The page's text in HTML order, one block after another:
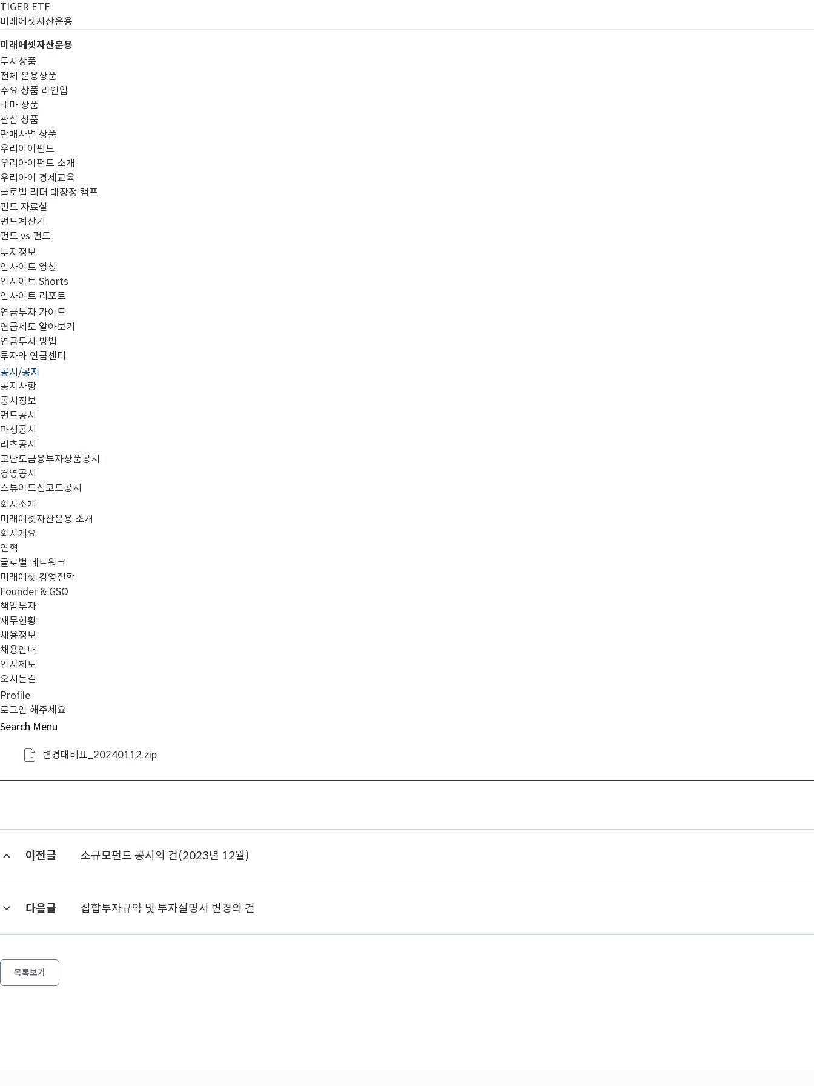
TIGER ETF
미래에셋자산운용
미래에셋자산운용
투자상품
전체 운용상품
주요 상품 라인업
테마 상품
관심 상품
판매사별 상품
우리아이펀드
우리아이펀드 소개
우리아이 경제교육
글로벌 리더 대장정 캠프
펀드 자료실
펀드계산기
펀드 vs 펀드
투자정보
인사이트 영상
인사이트 Shorts
인사이트 리포트
연금투자 가이드
연금제도 알아보기
연금투자 방법
투자와 연금센터
공시/공지
공지사항
공시정보
펀드공시
파생공시
리츠공시
고난도금융투자상품공시
경영공시
스튜어드십코드공시
회사소개
미래에셋자산운용 소개
회사개요
연혁
글로벌 네트워크
미래에셋 경영철학
Founder & GSO
책임투자
재무현황
채용정보
채용안내
인사제도
오시는길
Profile
로그인 해주세요
Search Menu
펀드공시
투자설명서 변경의 건
다음과 같이 정정사항에 대해 안내 드리오니 투자에 참고 부탁드립니다.
- 다 음 -
1. 대상펀드: 미래에셋개인연금단기증권전환형자투자신탁1호(채권) 등 18건
2. 변경 사항:
1) 펀드 결산에 따른 재무정보 및 주요 수치 업데이트
2) 투자위험등급 관련 변동성 값 등 업데이트
3. 효력발생일: 2024년 1월 12일 (금)
변경대비표_20240112.zip
이전글 소규모펀드 공시의 건(2023년 12월)
다음글 집합투자규약 및 투자설명서 변경의 건
목록보기